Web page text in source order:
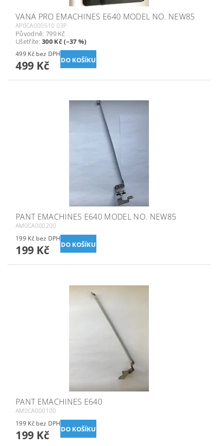
VANA PRO EMACHINES E640 MODEL NO. NEW85
AP0CA000510 03P
Původně: 799 Kč
Ušetříte:300 Kč (–37 %)
499 Kč bez DPH
499 Kč
PANT EMACHINES E640 MODEL NO. NEW85
AM0CA000200
199 Kč bez DPH
199 Kč
PANT EMACHINES E640
AM0CA000100
199 Kč bez DPH
199 Kč